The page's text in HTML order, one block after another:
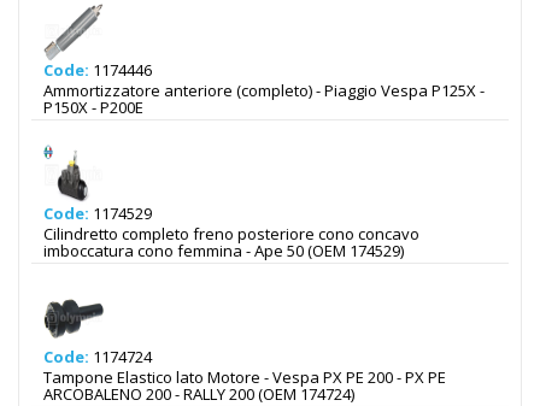
Code: 1174446
Ammortizzatore anteriore (completo) - Piaggio Vespa P125X -
P150X - P200E
Code: 1174529
Cilindretto completo freno posteriore cono concavo
imboccatura cono femmina - Ape 50 (OEM 174529)
Code: 1174724
Tampone Elastico lato Motore - Vespa PX PE 200 - PX PE
ARCOBALENO 200 - RALLY 200 (OEM 174724)